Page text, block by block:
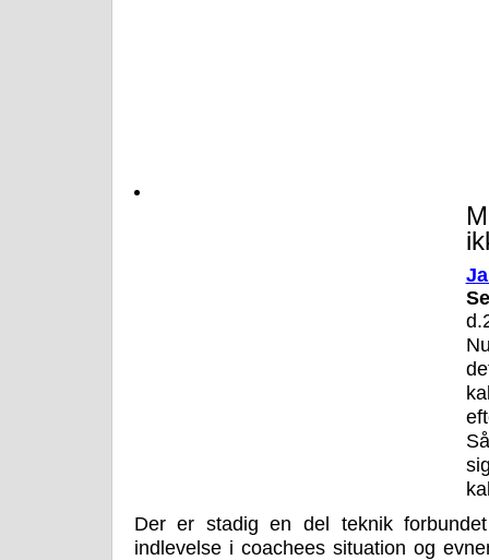
Der er stadig en del teknik
indlevelse i coachees situation og